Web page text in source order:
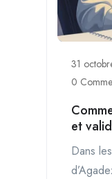
31
0
et
Dans